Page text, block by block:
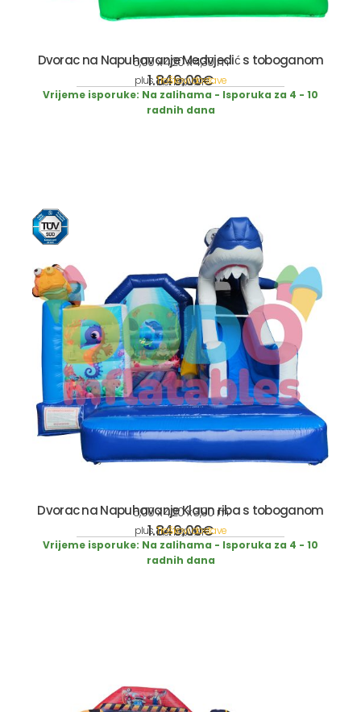
Dvorac na Napuhavanje Medvjedić s toboganom
5,00 x 4,20 x 4,30 m
1.849,00€
incl. 19% VAT
plusTroškovi dostave
Vrijeme isporuke: Na zalihama - Isporuka za 4 - 10
radnih dana
Dvorac na Napuhavanje Klaun riba s toboganom
5,00 x 4,20 x 3,90 m
1.849,00€
incl. 19% VAT
plusTroškovi dostave
Vrijeme isporuke: Na zalihama - Isporuka za 4 - 10
radnih dana